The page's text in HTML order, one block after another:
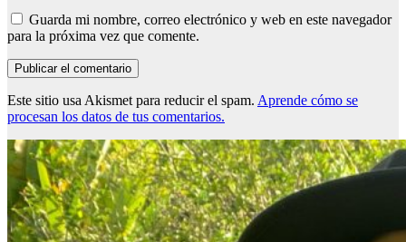
Guarda mi nombre, correo electrónico y web en este navegador
para la próxima vez que comente.
Este sitio usa Akismet para reducir el spam. Aprende cómo se
procesan los datos de tus comentarios.